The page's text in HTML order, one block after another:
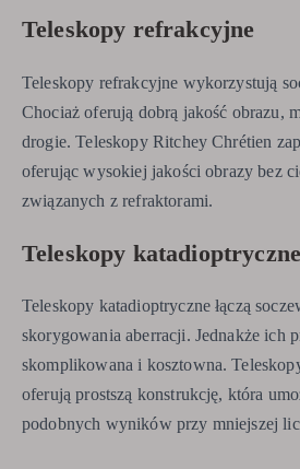
Teleskopy refrakcyjne
Teleskopy refrakcyjne wykorzystują
Chociaż oferują dobrą jakość obrazu,
drogie. Teleskopy Ritchey Chrétien
oferując wysokiej jakości obrazy bez
związanych z refraktorami.
Teleskopy katadioptryczne
Teleskopy katadioptryczne łączą
skorygowania aberracji. Jednakże ich
skomplikowana i kosztowna.
oferują prostszą konstrukcję, która
podobnych wyników przy mniejszej